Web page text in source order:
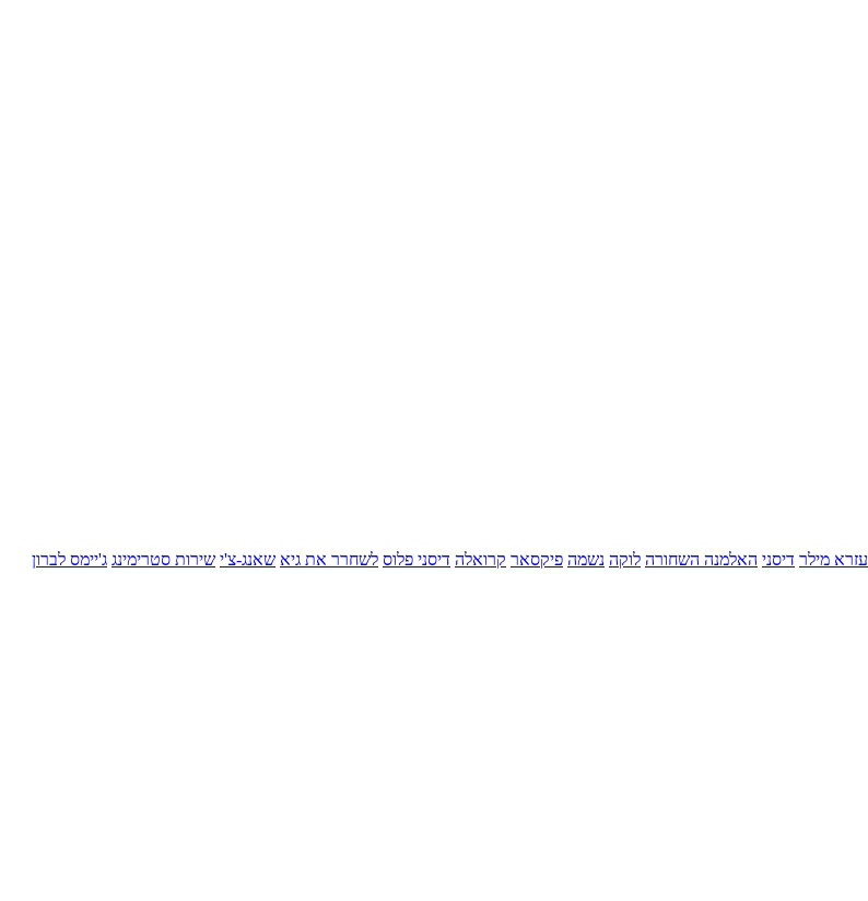
עזרא מילר דיסני האלמנה השחורה לוקה נשמה פיקסאר קרואלה דיסני פלוס לשחרר את גיא שאנג-צ'י שירות סטרימינג ג'יימס לברון